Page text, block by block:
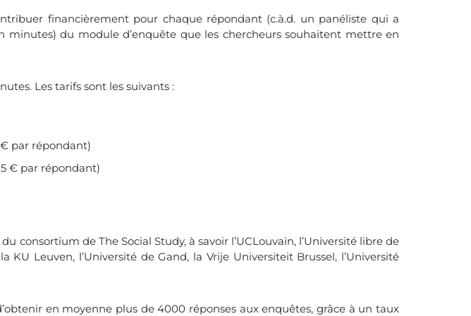
financièrement pour chaque répondant (c.à.d. un panéliste qui a
du module d’enquête que les chercheurs souhaitent mettre en
Les tarifs sont les suivants :
par répondant)
€ par répondant)
consortium de The Social Study, à savoir l’UCLouvain, l’Université libre de
KU Leuven, l’Université de Gand, la Vrije Universiteit Brussel, l’Université
en moyenne plus de 4000 réponses aux enquêtes, grâce à un taux